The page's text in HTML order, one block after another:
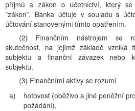
příjmů a zákon o účetnictví, který
"zákon". Banka účtuje v souladu s
účtování stanovenými tímto opatřením.
(2) Finančním nástrojem se
skutečnost, na jejímž základě vzniká
subjektu a finanční závazek nebo
subjektu.
(3) Finančními aktivy se rozumí
a)
hotovost (oběživo a jiné peněžní
požádání),